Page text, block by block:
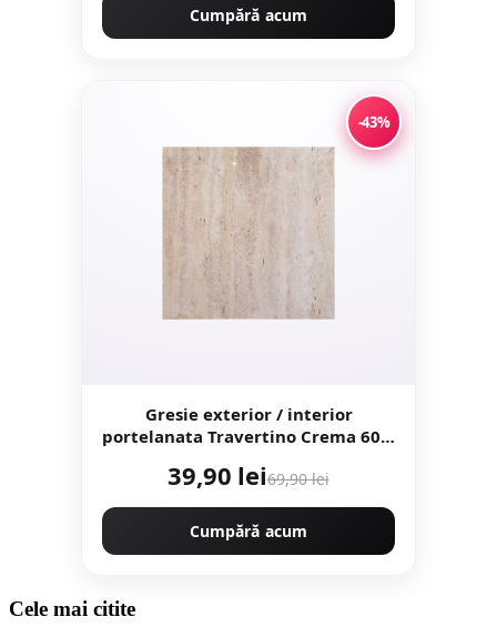
Cumpără acum
-43%
Gresie exterior / interior
portelanata Travertino Crema 60 x
piatra naturala
39,90 lei69,90 lei
Cumpără acum
Cele mai citite